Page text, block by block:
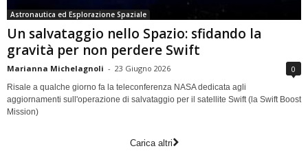
Astronautica ed Esplorazione Spaziale
Un salvataggio nello Spazio: sfidando la
gravità per non perdere Swift
Marianna Michelagnoli - 23 Giugno 2026 0
Risale a qualche giorno fa la teleconferenza NASA dedicata agli
aggiornamenti sull'operazione di salvataggio per il satellite Swift (la Swift Boost
Mission)
Carica altri